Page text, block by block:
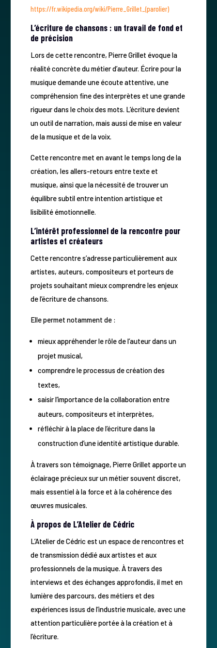
https://fr.wikipedia.org/wiki/Pierre_Grillet_(parolier)
L’écriture de chansons : un travail de fond et
de précision
Lors de cette rencontre, Pierre Grillet évoque la
réalité concrète du métier d’auteur. Écrire pour la
musique demande une écoute attentive, une
compréhension fine des interprètes et une grande
rigueur dans le choix des mots. L’écriture devient
un outil de narration, mais aussi de mise en valeur
de la musique et de la voix.
Cette rencontre met en avant le temps long de la
création, les allers-retours entre texte et
musique, ainsi que la nécessité de trouver un
équilibre subtil entre intention artistique et
lisibilité émotionnelle.
L’intérêt professionnel de la rencontre pour
artistes et créateurs
Cette rencontre s’adresse particulièrement aux
artistes, auteurs, compositeurs et porteurs de
projets souhaitant mieux comprendre les enjeux
de l’écriture de chansons.
Elle permet notamment de :
mieux appréhender le rôle de l’auteur dans un
projet musical,
comprendre le processus de création des
textes,
saisir l’importance de la collaboration entre
auteurs, compositeurs et interprètes,
réfléchir à la place de l’écriture dans la
construction d’une identité artistique durable.
À travers son témoignage, Pierre Grillet apporte un
éclairage précieux sur un métier souvent discret,
mais essentiel à la force et à la cohérence des
œuvres musicales.
À propos de L’Atelier de Cédric
L’Atelier de Cédric est un espace de rencontres et
de transmission dédié aux artistes et aux
professionnels de la musique. À travers des
interviews et des échanges approfondis, il met en
lumière des parcours, des métiers et des
expériences issus de l’industrie musicale, avec une
attention particulière portée à la création et à
l’écriture.